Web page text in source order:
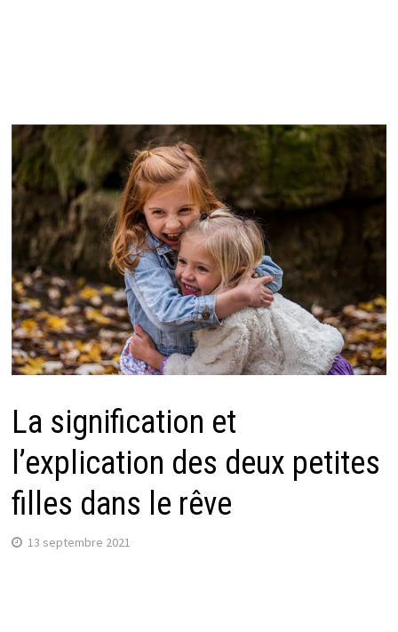
La signification et
l’explication des deux petites
filles dans le rêve
13 septembre 2021